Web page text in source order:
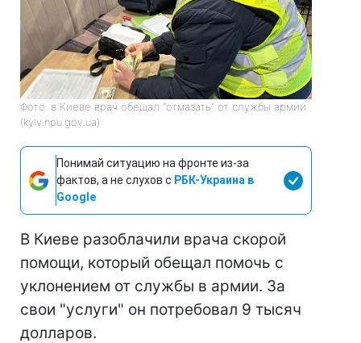
Фото: в Киеве врач обещал "отмазать" от службы армии
(kyiv.npu.gov.ua)
Понимай ситуацию на фронте из-за
фактов, а не слухов с РБК-Украина в
Google
В Киеве разоблачили врача скорой
помощи, который обещал помочь с
уклонением от службы в армии. За
свои "услуги" он потребовал 9 тысяч
долларов.